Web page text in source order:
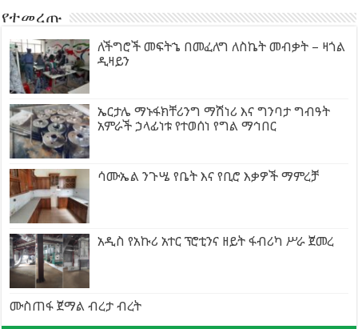
የተመረጡ
ለችግሮች መፍትኄ በመፈለግ ለስኬት መብቃት – ዛጎል
ዲዛይን
ኤርታሌ ማኑፋክቸሪንግ ማሽነሪ እና ግንባታ ግብዓት
አምራች ኃላፊነቱ የተወሰነ የግል ማኅበር
ሳሙኤል ንጉሤ የቤት እና የቢሮ እቃዎች ማምረቻ
አዲስ የአኩሪ አተር ፕሮቲንና ዘይት ፋብሪካ ሥራ ጀመረ
ሙስጠፋ ጀማል ብረታ ብረት